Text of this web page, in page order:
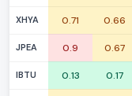
XHYA 0.71 0.66
JPEA 0.9 0.67
IBTU 0.13 0.17